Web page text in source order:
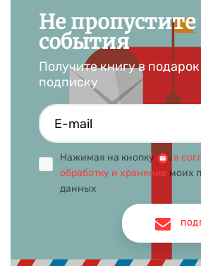
Не
события
Получите книгу в подарок
подписку
Нажимая на кнопку , я
обработку и хранение моих
данных